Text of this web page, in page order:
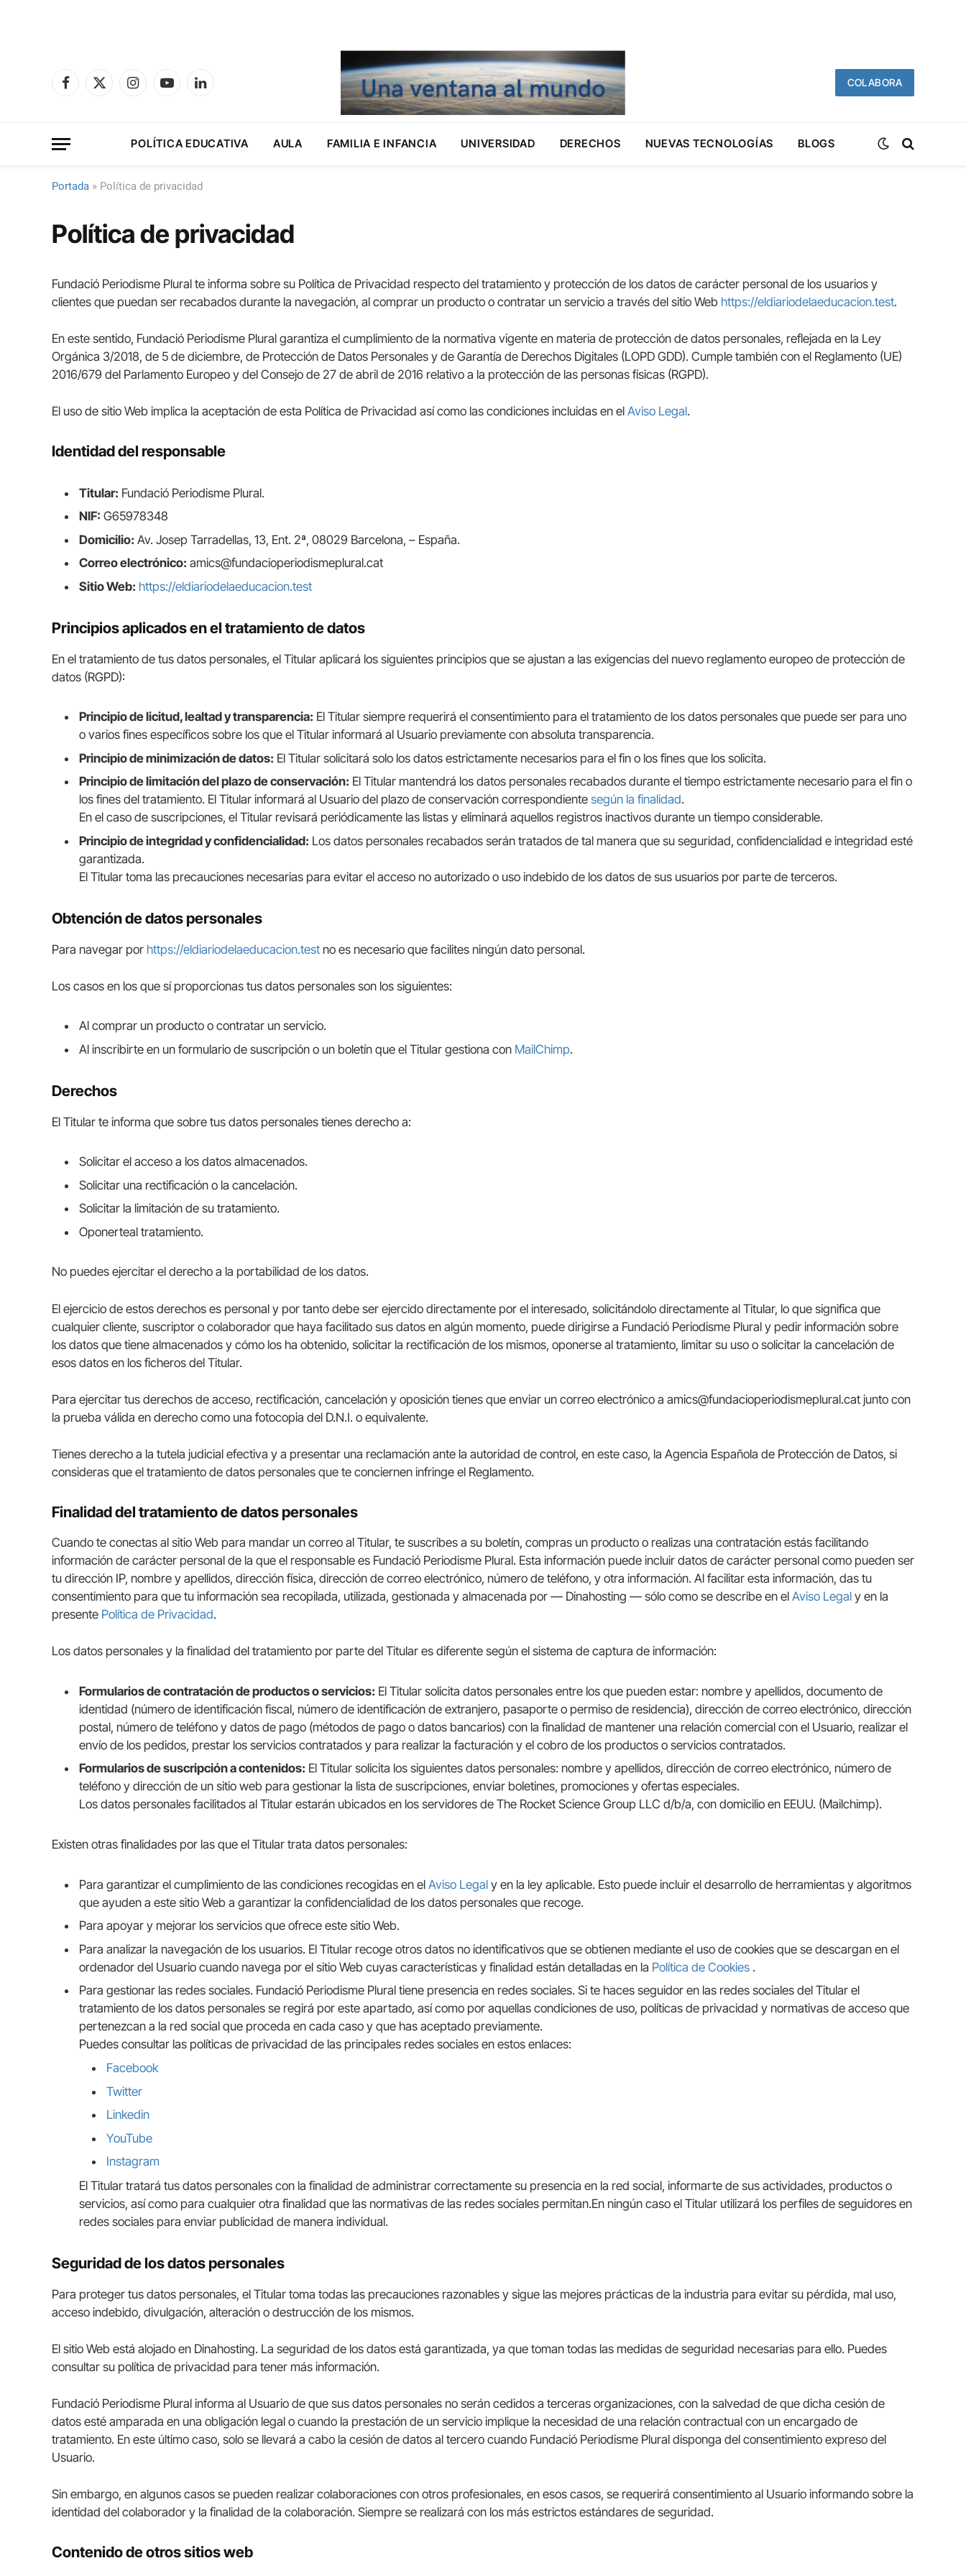
Facebook
X
InstagramYouTubeLinkedIn COLABORA
POLÍTICA EDUCATIVA AULA FAMILIA E INFANCIA UNIVERSIDAD DERECHOS NUEVAS TECNOLOGÍAS BLOGS
Portada » Política de privacidad
Política de privacidad
Fundació Periodisme Plural te informa sobre su Política de Privacidad respecto del tratamiento y protección de los datos de carácter personal de los usuarios y
clientes que puedan ser recabados durante la navegación, al comprar un producto o contratar un servicio a través del sitio Web https://eldiariodelaeducacion.test.
En este sentido, Fundació Periodisme Plural garantiza el cumplimiento de la normativa vigente en materia de protección de datos personales, reflejada en la Ley
Orgánica 3/2018, de 5 de diciembre, de Protección de Datos Personales y de Garantía de Derechos Digitales (LOPD GDD). Cumple también con el Reglamento (UE)
2016/679 del Parlamento Europeo y del Consejo de 27 de abril de 2016 relativo a la protección de las personas físicas (RGPD).
El uso de sitio Web implica la aceptación de esta Política de Privacidad así como las condiciones incluidas en el Aviso Legal.
Identidad del responsable
Titular: Fundació Periodisme Plural.
NIF: G65978348
Domicilio: Av. Josep Tarradellas, 13, Ent. 2ª, 08029 Barcelona, – España.
Correo electrónico: amics@fundacioperiodismeplural.cat
Sitio Web: https://eldiariodelaeducacion.test
Principios aplicados en el tratamiento de datos
En el tratamiento de tus datos personales, el Titular aplicará los siguientes principios que se ajustan a las exigencias del nuevo reglamento europeo de protección de
datos (RGPD):
Principio de licitud, lealtad y transparencia: El Titular siempre requerirá el consentimiento para el tratamiento de los datos personales que puede ser para uno
o varios fines específicos sobre los que el Titular informará al Usuario previamente con absoluta transparencia.
Principio de minimización de datos: El Titular solicitará solo los datos estrictamente necesarios para el fin o los fines que los solicita.
Principio de limitación del plazo de conservación: El Titular mantendrá los datos personales recabados durante el tiempo estrictamente necesario para el fin o
los fines del tratamiento. El Titular informará al Usuario del plazo de conservación correspondiente según la finalidad.
En el caso de suscripciones, el Titular revisará periódicamente las listas y eliminará aquellos registros inactivos durante un tiempo considerable.
Principio de integridad y confidencialidad: Los datos personales recabados serán tratados de tal manera que su seguridad, confidencialidad e integridad esté
garantizada.
El Titular toma las precauciones necesarias para evitar el acceso no autorizado o uso indebido de los datos de sus usuarios por parte de terceros.
Obtención de datos personales
Para navegar por https://eldiariodelaeducacion.test no es necesario que facilites ningún dato personal.
Los casos en los que sí proporcionas tus datos personales son los siguientes:
Al comprar un producto o contratar un servicio.
Al inscribirte en un formulario de suscripción o un boletín que el Titular gestiona con MailChimp.
Derechos
El Titular te informa que sobre tus datos personales tienes derecho a:
Solicitar el acceso a los datos almacenados.
Solicitar una rectificación o la cancelación.
Solicitar la limitación de su tratamiento.
Oponerteal tratamiento.
No puedes ejercitar el derecho a la portabilidad de los datos.
El ejercicio de estos derechos es personal y por tanto debe ser ejercido directamente por el interesado, solicitándolo directamente al Titular, lo que significa que
cualquier cliente, suscriptor o colaborador que haya facilitado sus datos en algún momento, puede dirigirse a Fundació Periodisme Plural y pedir información sobre
los datos que tiene almacenados y cómo los ha obtenido, solicitar la rectificación de los mismos, oponerse al tratamiento, limitar su uso o solicitar la cancelación de
esos datos en los ficheros del Titular.
Para ejercitar tus derechos de acceso, rectificación, cancelación y oposición tienes que enviar un correo electrónico a amics@fundacioperiodismeplural.cat junto con
la prueba válida en derecho como una fotocopia del D.N.I. o equivalente.
Tienes derecho a la tutela judicial efectiva y a presentar una reclamación ante la autoridad de control, en este caso, la Agencia Española de Protección de Datos, si
consideras que el tratamiento de datos personales que te conciernen infringe el Reglamento.
Finalidad del tratamiento de datos personales
Cuando te conectas al sitio Web para mandar un correo al Titular, te suscribes a su boletín, compras un producto o realizas una contratación estás facilitando
información de carácter personal de la que el responsable es Fundació Periodisme Plural. Esta información puede incluir datos de carácter personal como pueden ser
tu dirección IP, nombre y apellidos, dirección física, dirección de correo electrónico, número de teléfono, y otra información. Al facilitar esta información, das tu
consentimiento para que tu información sea recopilada, utilizada, gestionada y almacenada por — Dinahosting — sólo como se describe en el Aviso Legal y en la
presente Política de Privacidad.
Los datos personales y la finalidad del tratamiento por parte del Titular es diferente según el sistema de captura de información:
Formularios de contratación de productos o servicios: El Titular solicita datos personales entre los que pueden estar: nombre y apellidos, documento de
identidad (número de identificación fiscal, número de identificación de extranjero, pasaporte o permiso de residencia), dirección de correo electrónico, dirección
postal, número de teléfono y datos de pago (métodos de pago o datos bancarios) con la finalidad de mantener una relación comercial con el Usuario, realizar el
envío de los pedidos, prestar los servicios contratados y para realizar la facturación y el cobro de los productos o servicios contratados.
Formularios de suscripción a contenidos: El Titular solicita los siguientes datos personales: nombre y apellidos, dirección de correo electrónico, número de
teléfono y dirección de un sitio web para gestionar la lista de suscripciones, enviar boletines, promociones y ofertas especiales.
Los datos personales facilitados al Titular estarán ubicados en los servidores de The Rocket Science Group LLC d/b/a, con domicilio en EEUU. (Mailchimp).
Existen otras finalidades por las que el Titular trata datos personales:
Para garantizar el cumplimiento de las condiciones recogidas en el Aviso Legal y en la ley aplicable. Esto puede incluir el desarrollo de herramientas y algoritmos
que ayuden a este sitio Web a garantizar la confidencialidad de los datos personales que recoge.
Para apoyar y mejorar los servicios que ofrece este sitio Web.
Para analizar la navegación de los usuarios. El Titular recoge otros datos no identificativos que se obtienen mediante el uso de cookies que se descargan en el
ordenador del Usuario cuando navega por el sitio Web cuyas características y finalidad están detalladas en la Política de Cookies .
Para gestionar las redes sociales. Fundació Periodisme Plural tiene presencia en redes sociales. Si te haces seguidor en las redes sociales del Titular el
tratamiento de los datos personales se regirá por este apartado, así como por aquellas condiciones de uso, políticas de privacidad y normativas de acceso que
pertenezcan a la red social que proceda en cada caso y que has aceptado previamente.
Puedes consultar las políticas de privacidad de las principales redes sociales en estos enlaces:
Facebook
Twitter
Linkedin
YouTube
Instagram
El Titular tratará tus datos personales con la finalidad de administrar correctamente su presencia en la red social, informarte de sus actividades, productos o
servicios, así como para cualquier otra finalidad que las normativas de las redes sociales permitan.En ningún caso el Titular utilizará los perfiles de seguidores en
redes sociales para enviar publicidad de manera individual.
Seguridad de los datos personales
Para proteger tus datos personales, el Titular toma todas las precauciones razonables y sigue las mejores prácticas de la industria para evitar su pérdida, mal uso,
acceso indebido, divulgación, alteración o destrucción de los mismos.
El sitio Web está alojado en Dinahosting. La seguridad de los datos está garantizada, ya que toman todas las medidas de seguridad necesarias para ello. Puedes
consultar su política de privacidad para tener más información.
Fundació Periodisme Plural informa al Usuario de que sus datos personales no serán cedidos a terceras organizaciones, con la salvedad de que dicha cesión de
datos esté amparada en una obligación legal o cuando la prestación de un servicio implique la necesidad de una relación contractual con un encargado de
tratamiento. En este último caso, solo se llevará a cabo la cesión de datos al tercero cuando Fundació Periodisme Plural disponga del consentimiento expreso del
Usuario.
Sin embargo, en algunos casos se pueden realizar colaboraciones con otros profesionales, en esos casos, se requerirá consentimiento al Usuario informando sobre la
identidad del colaborador y la finalidad de la colaboración. Siempre se realizará con los más estrictos estándares de seguridad.
Contenido de otros sitios web